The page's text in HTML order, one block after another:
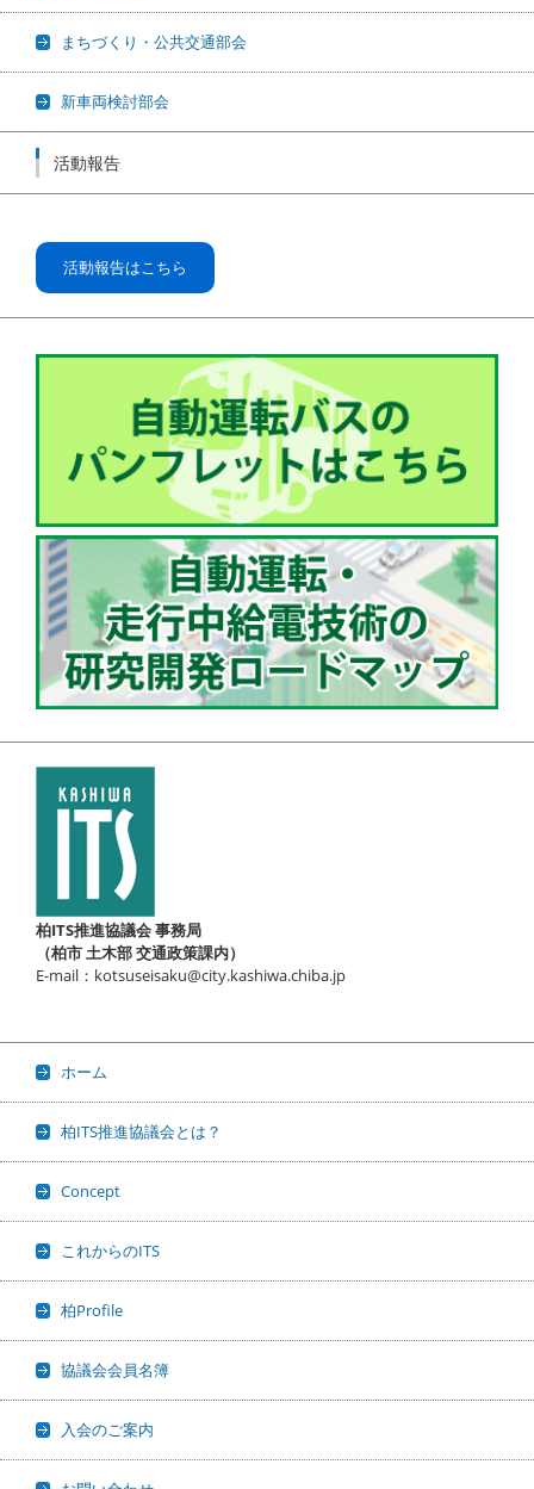
まちづくり・公共交通部会
新車両検討部会
活動報告
活動報告はこちら
柏ITS推進協議会 事務局
（柏市 土木部 交通政策課内）
E-mail：kotsuseisaku@city.kashiwa.chiba.jp
ホーム
柏ITS推進協議会とは？
Concept
これからのITS
柏Profile
協議会会員名簿
入会のご案内